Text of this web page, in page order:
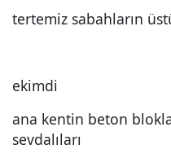
tertemiz sabahların
ekimdi
ana kentin beton
sevdalıları